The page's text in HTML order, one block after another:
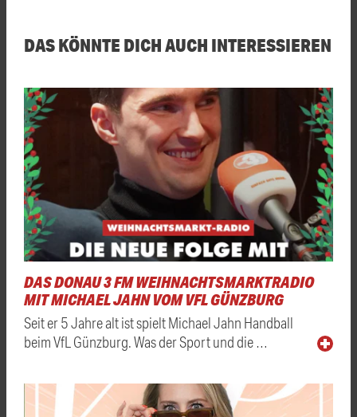
DAS KÖNNTE DICH AUCH INTERESSIEREN
DAS DONAU 3 FM WEIHNACHTSMARKTRADIO
MIT MICHAEL JAHN VOM VFL GÜNZBURG
Seit er 5 Jahre alt ist spielt Michael Jahn Handball
beim VfL Günzburg. Was der Sport und die …